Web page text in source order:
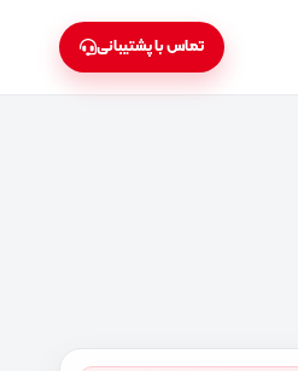
تماس با پشتیبانی